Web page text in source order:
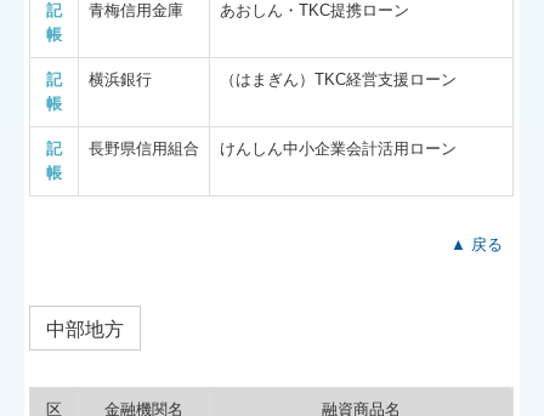
記
帳
青梅信用金庫 あおしん・TKC提携ローン
記
帳
横浜銀行 （はまぎん）TKC経営支援ローン
記
帳
長野県信用組合 けんしん中小企業会計活用ローン
▲ 戻る
中部地方
区 金融機関名 融資商品名